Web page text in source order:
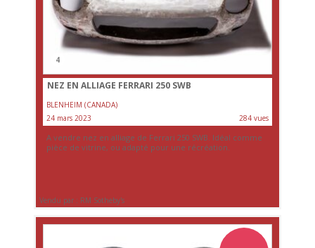
4
NEZ EN ALLIAGE FERRARI 250 SWB
BLENHEIM (CANADA)
24 mars 2023
284 vues
A vendre nez en alliage de Ferrari 250 SWB. Idéal comme
pièce de vitrine, ou adapté pour une récréation.
Vendu par : RM Sotheby's